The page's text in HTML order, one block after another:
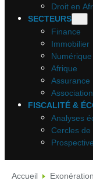
Droit en
SECTEURS
Finance
Immobilier
Numérique
Afrique
Assurance
FISCALITÉ &
Analyses
Cercles
Accueil